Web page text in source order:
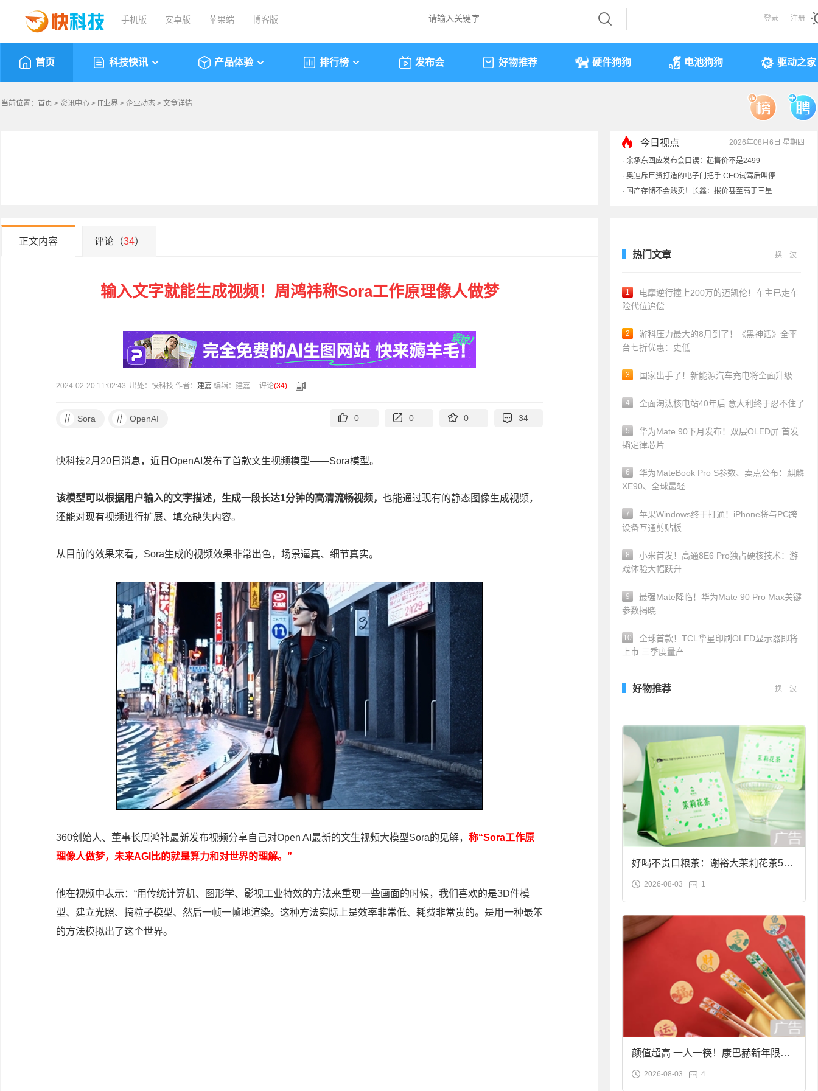
手机版 安卓版 苹果端 博客版 登录 注册
首页 科技快讯 产品体验 排行榜 发布会 好物推荐 硬件狗狗 电池狗狗 驱动之家
当前位置： 首页 > 资讯中心 > IT业界 > 企业动态 > 文章详情
今日视点 2026年08月6日 星期四
· 余承东回应发布会口误：起售价不是2499
· 奥迪斥巨资打造的电子门把手 CEO试驾后叫停
· 国产存储不会贱卖！长鑫：报价甚至高于三星
正文内容 评论（34）
输入文字就能生成视频！周鸿祎称Sora工作原理像人做梦
2024-02-20 11:02:43 出处：快科技 作者： 建嘉 编辑：建嘉 评论(34)
# Sora # OpenAI 0 0 0 34
快科技2月20日消息，近日OpenAI发布了首款文生视频模型——Sora模型。
该模型可以根据用户输入的文字描述，生成一段长达1分钟的高清流畅视频， 也能通过现有的静态图像生成视频，
还能对现有视频进行扩展、填充缺失内容。
从目前的效果来看，Sora生成的视频效果非常出色，场景逼真、细节真实。
360创始人、董事长周鸿祎最新发布视频分享自己对Open AI最新的文生视频大模型Sora的见解， 称“Sora工作原
理像人做梦，未来AGI比的就是算力和对世界的理解。”
他在视频中表示：“用传统计算机、图形学、影视工业特效的方法来重现一些画面的时候，我们喜欢的是3D件模
型、建立光照、搞粒子模型、然后一帧一帧地渲染。这种方法实际上是效率非常低、耗费非常贵的。是用一种最笨
的方法模拟出了这个世界。
热门文章 换一波
1
电摩逆行撞上200万的迈凯伦！车主已走车
险代位追偿
2
游科压力最大的8月到了！《黑神话》全平
台七折优惠：史低
3 国家出手了！新能源汽车充电将全面升级
4 全面淘汰核电站40年后 意大利终于忍不住了
5
华为Mate 90下月发布！双层OLED屏 首发
韬定律芯片
6
华为MateBook Pro S参数、卖点公布：麒麟
XE90、全球最轻
7
苹果Windows终于打通！iPhone将与PC跨
设备互通剪贴板
8
小米首发！高通8E6 Pro独占硬核技术：游
戏体验大幅跃升
9
最强Mate降临！华为Mate 90 Pro Max关键
参数揭晓
10
全球首款！TCL华星印刷OLED显示器即将
上市 三季度量产
好物推荐 换一波
好喝不贵口粮茶：谢裕大茉莉花茶50g
袋装9.9元到手
2026-08-03 1
颜值超高 一人一筷！康巴赫新年限定
合金筷子大促：19.9元
2026-08-03 4